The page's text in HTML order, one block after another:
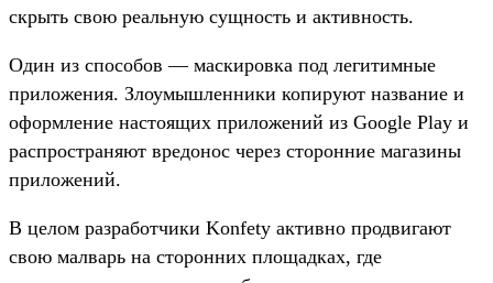
скрыть свою реальную сущность и активность.
Один из способов — маскировка под легитимные
приложения. Злоумышленники копируют название и
оформление настоящих приложений из Google Play и
распространяют вредонос через сторонние магазины
приложений.
В целом разработчики Konfety активно продвигают
свою малварь на сторонних площадках, где